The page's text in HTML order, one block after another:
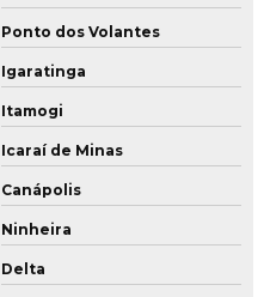
Ponto dos Volantes
Igaratinga
Itamogi
Icaraí de Minas
Canápolis
Ninheira
Delta